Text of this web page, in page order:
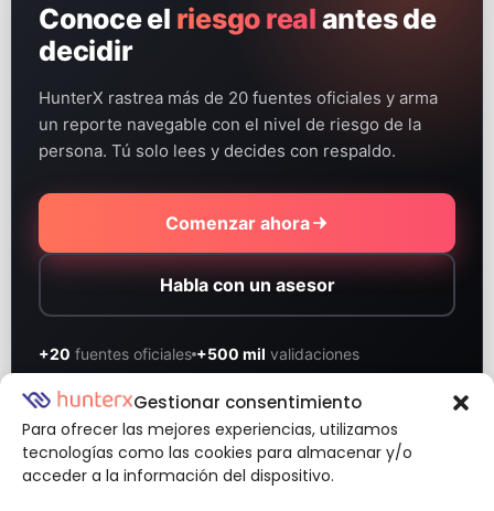
Gestionar consentimiento
Para ofrecer las mejores experiencias, utilizamos
tecnologías como las cookies para almacenar y/o
acceder a la información del dispositivo.
Conoce el riesgo real antes de
decidir
HunterX rastrea más de 20 fuentes oficiales y arma
un reporte navegable con el nivel de riesgo de la
persona. Tú solo lees y decides con respaldo.
Comenzar ahora
Habla con un asesor
+20 fuentes oficiales +500 mil validaciones
Reporte HunterX